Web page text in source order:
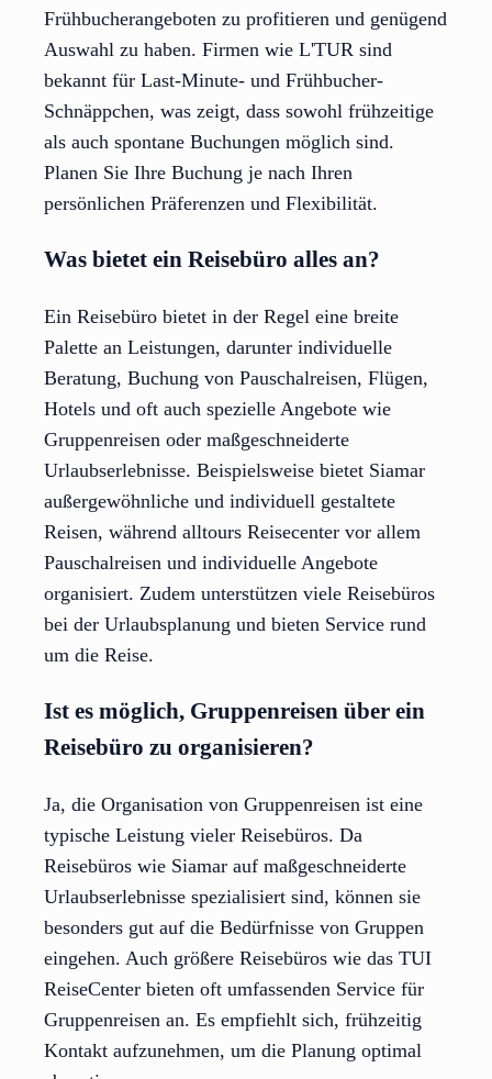
Frühbucherangeboten zu profitieren und genügend
Auswahl zu haben. Firmen wie L'TUR sind
bekannt für Last-Minute- und Frühbucher-
Schnäppchen, was zeigt, dass sowohl frühzeitige
als auch spontane Buchungen möglich sind.
Planen Sie Ihre Buchung je nach Ihren
persönlichen Präferenzen und Flexibilität.
Was bietet ein Reisebüro alles an?
Ein Reisebüro bietet in der Regel eine breite
Palette an Leistungen, darunter individuelle
Beratung, Buchung von Pauschalreisen, Flügen,
Hotels und oft auch spezielle Angebote wie
Gruppenreisen oder maßgeschneiderte
Urlaubserlebnisse. Beispielsweise bietet Siamar
außergewöhnliche und individuell gestaltete
Reisen, während alltours Reisecenter vor allem
Pauschalreisen und individuelle Angebote
organisiert. Zudem unterstützen viele Reisebüros
bei der Urlaubsplanung und bieten Service rund
um die Reise.
Ist es möglich, Gruppenreisen über ein
Reisebüro zu organisieren?
Ja, die Organisation von Gruppenreisen ist eine
typische Leistung vieler Reisebüros. Da
Reisebüros wie Siamar auf maßgeschneiderte
Urlaubserlebnisse spezialisiert sind, können sie
besonders gut auf die Bedürfnisse von Gruppen
eingehen. Auch größere Reisebüros wie das TUI
ReiseCenter bieten oft umfassenden Service für
Gruppenreisen an. Es empfiehlt sich, frühzeitig
Kontakt aufzunehmen, um die Planung optimal